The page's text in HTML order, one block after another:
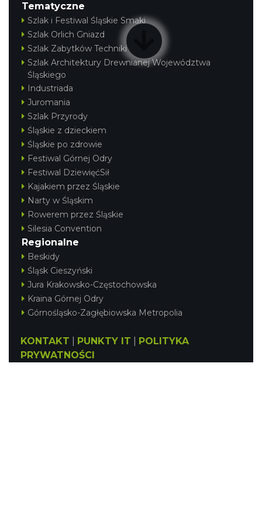
Tematyczne
Szlak i Festiwal Śląskie Smaki
Szlak Orlich Gniazd
Szlak Zabytków Techniki
Szlak Architektury Drewnianej Województwa
Śląskiego
Industriada
Juromania
Szlak Przyrody
Śląskie z dzieckiem
Śląskie po zdrowie
Festiwal Górnej Odry
Festiwal DziewięćSił
Kajakiem przez Śląskie
Narty w Śląskim
Rowerem przez Śląskie
Silesia Convention
Regionalne
Beskidy
Śląsk Cieszyński
Jura Krakowsko-Częstochowska
Kraina Górnej Odry
Górnośląsko-Zagłębiowska Metropolia
KONTAKT PUNKTY IT
POLITYKA
PRYWATNOŚCI